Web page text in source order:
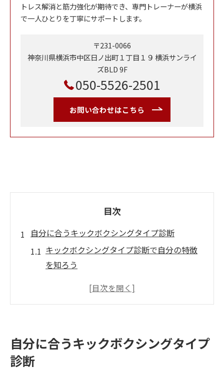
トレス解消と筋力強化が期待でき、専門トレーナーが横浜
で一人ひとりを丁寧にサポートします。
〒231-0066
神奈川県横浜市中区日ノ出町１丁目１９ 横浜サンライ
ズBLD 9F
050-5526-2501
お問い合わせはこちら
目次
自分に合うキックボクシングタイプ診断
キックボクシングタイプ診断で自分の特徴
を知ろう
4スタンス理論診断がキックボクシング選び
に役立つ理由
キックボクシング初心者が知るべき体質診
自分に合うキックボクシングタイプ
診断